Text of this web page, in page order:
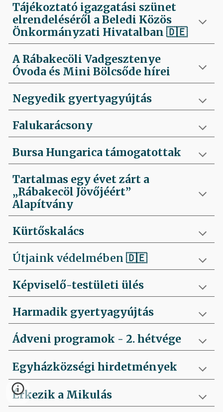
Tájékoztató igazgatási szünet
elrendeléséről a Beledi Közös
Önkormányzati Hivatalban🇩🇪
A Rábakecöli Vadgesztenye
Óvoda és Mini Bölcsőde hírei
Negyedik gyertyagyújtás
Falukarácsony
Bursa Hungarica támogatottak
Tartalmas egy évet zárt a
„Rábakecöl Jövőjéért”
Alapítvány
Kürtőskalács
Útjaink védelmében🇩🇪
Képviselő-testületi ülés
Harmadik gyertyagyújtás
Ádveni programok - 2. hétvége
Egyházközségi hirdetmények
Érkezik a Mikulás